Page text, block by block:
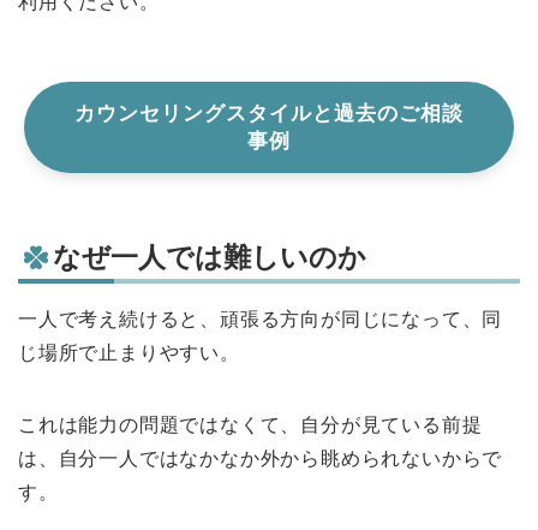
カウンセリングスタイルと過去のご相談
事例
なぜ一人では難しいのか
一人で考え続けると、頑張る方向が同じになって、同
じ場所で止まりやすい。
これは能力の問題ではなくて、自分が見ている前提
は、自分一人ではなかなか外から眺められないからで
す。